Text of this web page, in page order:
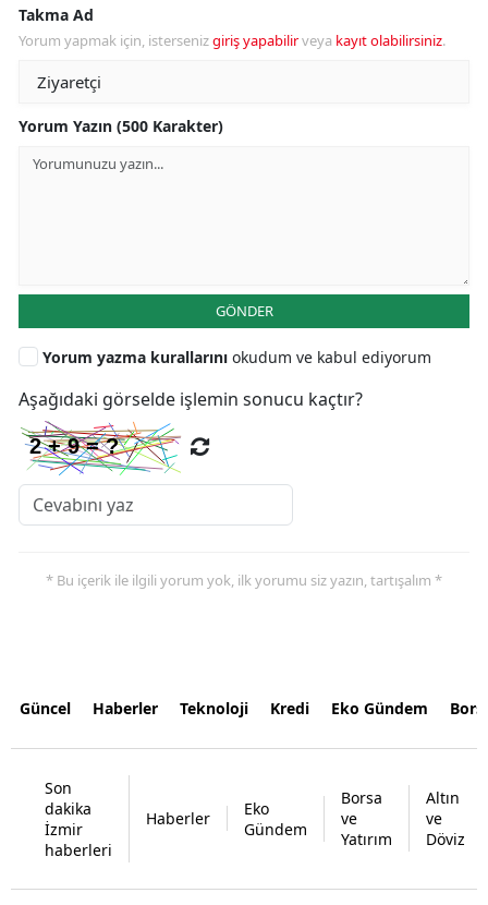
Takma Ad
Yorum yapmak için, istersenizgiriş yapabilirveya kayıt olabilirsiniz.
Yorum Yazın (500 Karakter)
GÖNDER
Yorum yazma kurallarını okudum ve kabul ediyorum
Aşağıdaki görselde işlemin sonucu kaçtır?
* Bu içerik ile ilgili yorum yok, ilk yorumu siz yazın, tartışalım *
Güncel Haberler Teknoloji Kredi Eko Gündem
Son
dakika
İzmir
haberleri
Haberler
Eko
Gündem
Borsa
ve
Yatırım
Altın
ve
Döviz